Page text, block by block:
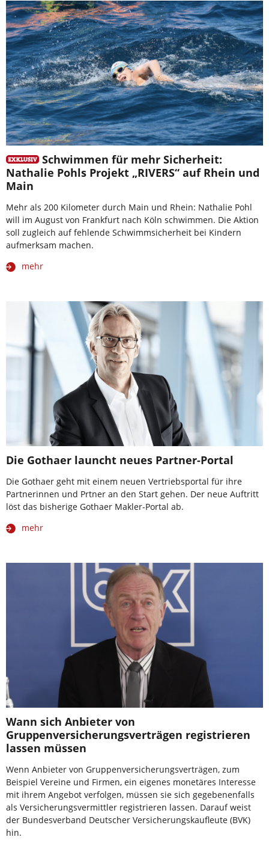
Schwimmen für mehr Sicherheit:
Nathalie Pohls Projekt „RIVERS“ auf Rhein und
Main
Mehr als 200 Kilometer durch Main und Rhein: Nathalie Pohl
will im August von Frankfurt nach Köln schwimmen. Die Aktion
soll zugleich auf fehlende Schwimmsicherheit bei Kindern
aufmerksam machen.
mehr
Die Gothaer launcht neues Partner-Portal
Die Gothaer geht mit einem neuen Vertriebsportal für ihre
Partnerinnen und Prtner an den Start gehen. Der neue Auftritt
löst das bisherige Gothaer Makler-Portal ab.
mehr
Wann sich Anbieter von
Gruppenversicherungsverträgen registrieren
lassen müssen
Wenn Anbieter von Gruppenversicherungsverträgen, zum
Beispiel Vereine und Firmen, ein eigenes monetäres Interesse
mit ihrem Angebot verfolgen, müssen sie sich gegebenenfalls
als Versicherungsvermittler registrieren lassen. Darauf weist
der Bundesverband Deutscher Versicherungskaufleute (BVK)
hin.